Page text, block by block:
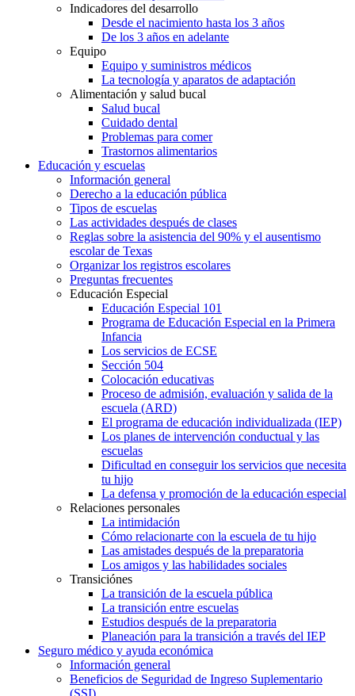
Indicadores del desarrollo
Desde el nacimiento hasta los 3 años
De los 3 años en adelante
Equipo
Equipo y suministros médicos
La tecnología y aparatos de adaptación
Alimentación y salud bucal
Salud bucal
Cuidado dental
Problemas para comer
Trastornos alimentarios
Educación y escuelas
Información general
Derecho a la educación pública
Tipos de escuelas
Las actividades después de clases
Reglas sobre la asistencia del 90% y el ausentismo
escolar de Texas
Organizar los registros escolares
Preguntas frecuentes
Educación Especial
Educación Especial 101
Programa de Educación Especial en la Primera
Infancia
Los servicios de ECSE
Sección 504
Colocación educativas
Proceso de admisión, evaluación y salida de la
escuela (ARD)
El programa de educación individualizada (IEP)
Los planes de intervención conductual y las
escuelas
Dificultad en conseguir los servicios que necesita
tu hijo
La defensa y promoción de la educación especial
Relaciones personales
La intimidación
Cómo relacionarte con la escuela de tu hijo
Las amistades después de la preparatoria
Los amigos y las habilidades sociales
Transiciónes
La transición de la escuela pública
La transición entre escuelas
Estudios después de la preparatoria
Planeación para la transición a través del IEP
Seguro médico y ayuda económica
Información general
Beneficios de Seguridad de Ingreso Suplementario
(SSI)